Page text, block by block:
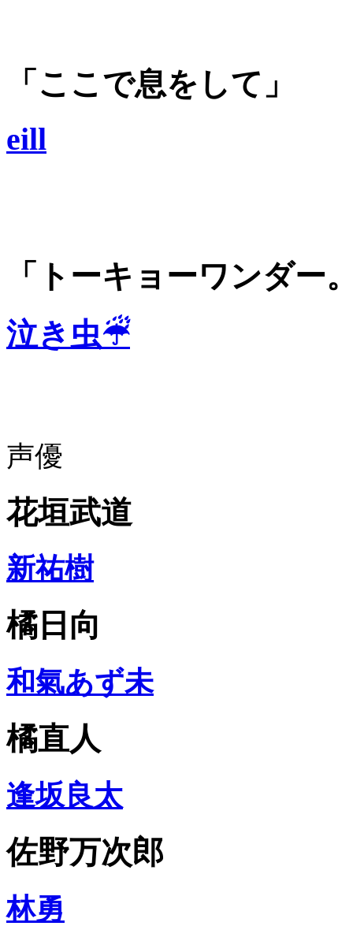
「ここで息をして」
eill
「トーキョーワンダー
泣き虫☔︎
声優
花垣武道
新祐樹
橘日向
和氣あず未
橘直人
逢坂良太
佐野万次郎
林勇